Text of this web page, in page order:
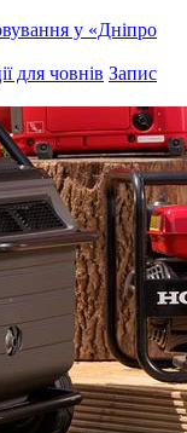
у «Дніпро
для човнів Запис